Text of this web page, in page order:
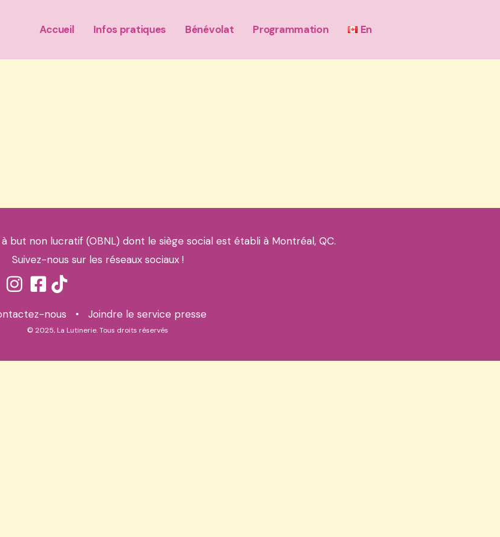
Accueil Infos pratiques Bénévolat Programmation En
but non lucratif (OBNL) dont le siège social est établi à Montréal, QC.
Suivez-nous sur les réseaux sociaux !
nous • Joindre le service presse
© 2025, La Lutinerie. Tous droits réservés